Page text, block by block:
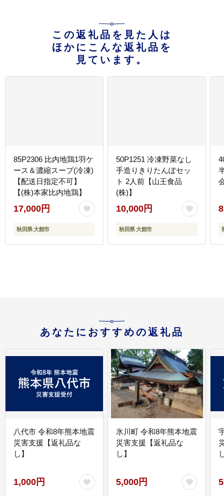
この返礼品を見た人は
ほかにこんな返礼品を
見ています。
85P2306 比内地鶏1羽ケ
ース＆濃縮スープ(冷凍)
【配送日指定不可】
【(株)本家比内地鶏】
17,000円
秋田県 大館市
50P1251 冷凍野菜なし
手造りきりたんぽセッ
ト 2人前【山王食品
(株)】
10,000円
秋田県 大館市
あなたにおすすめの返礼品
八代市 令和8年熊本地震
災害支援【返礼品な
し】
1,000円
氷川町 令和8年熊本地震
災害支援【返礼品な
し】
5,000円